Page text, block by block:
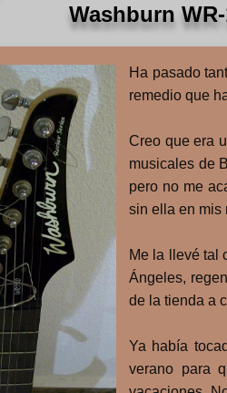
Washburn
Ha pasado
remedio que
Creo que era
musicales de
pero no me
sin ella en mis
Me la llevé tal
Ángeles,
de la tienda a
Ya había
verano para